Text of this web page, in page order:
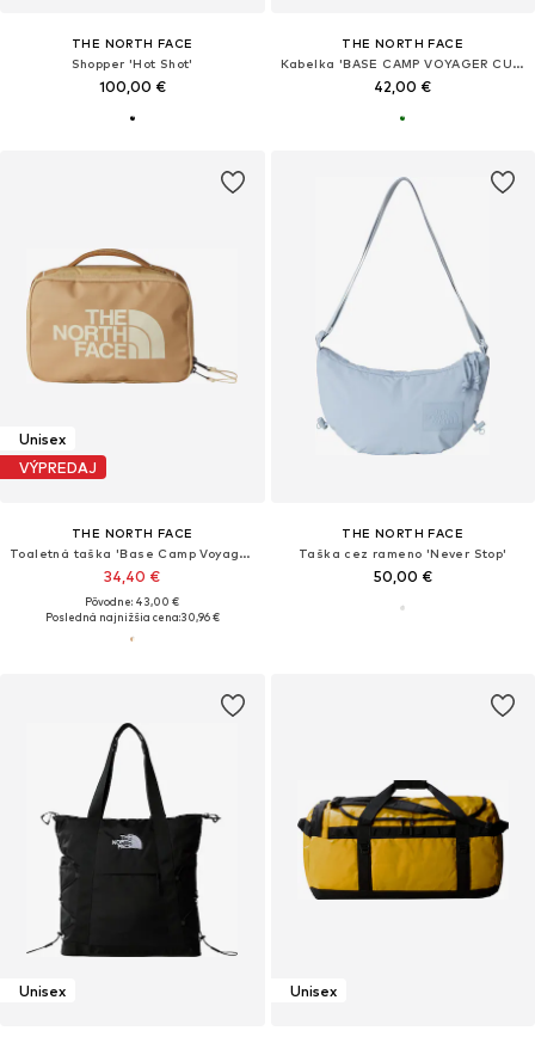
THE NORTH FACE
Shopper 'Hot Shot'
100,00 €
THE NORTH FACE
Kabelka 'BASE CAMP VOYAGER CUBE'
42,00 €
Unisex
VÝPREDAJ
THE NORTH FACE
Toaletná taška 'Base Camp Voyager'
34,40 €
Pôvodne: 43,00 €
Posledná najnižšia cena:30,96 €
THE NORTH FACE
Taška cez rameno 'Never Stop'
50,00 €
Unisex Unisex